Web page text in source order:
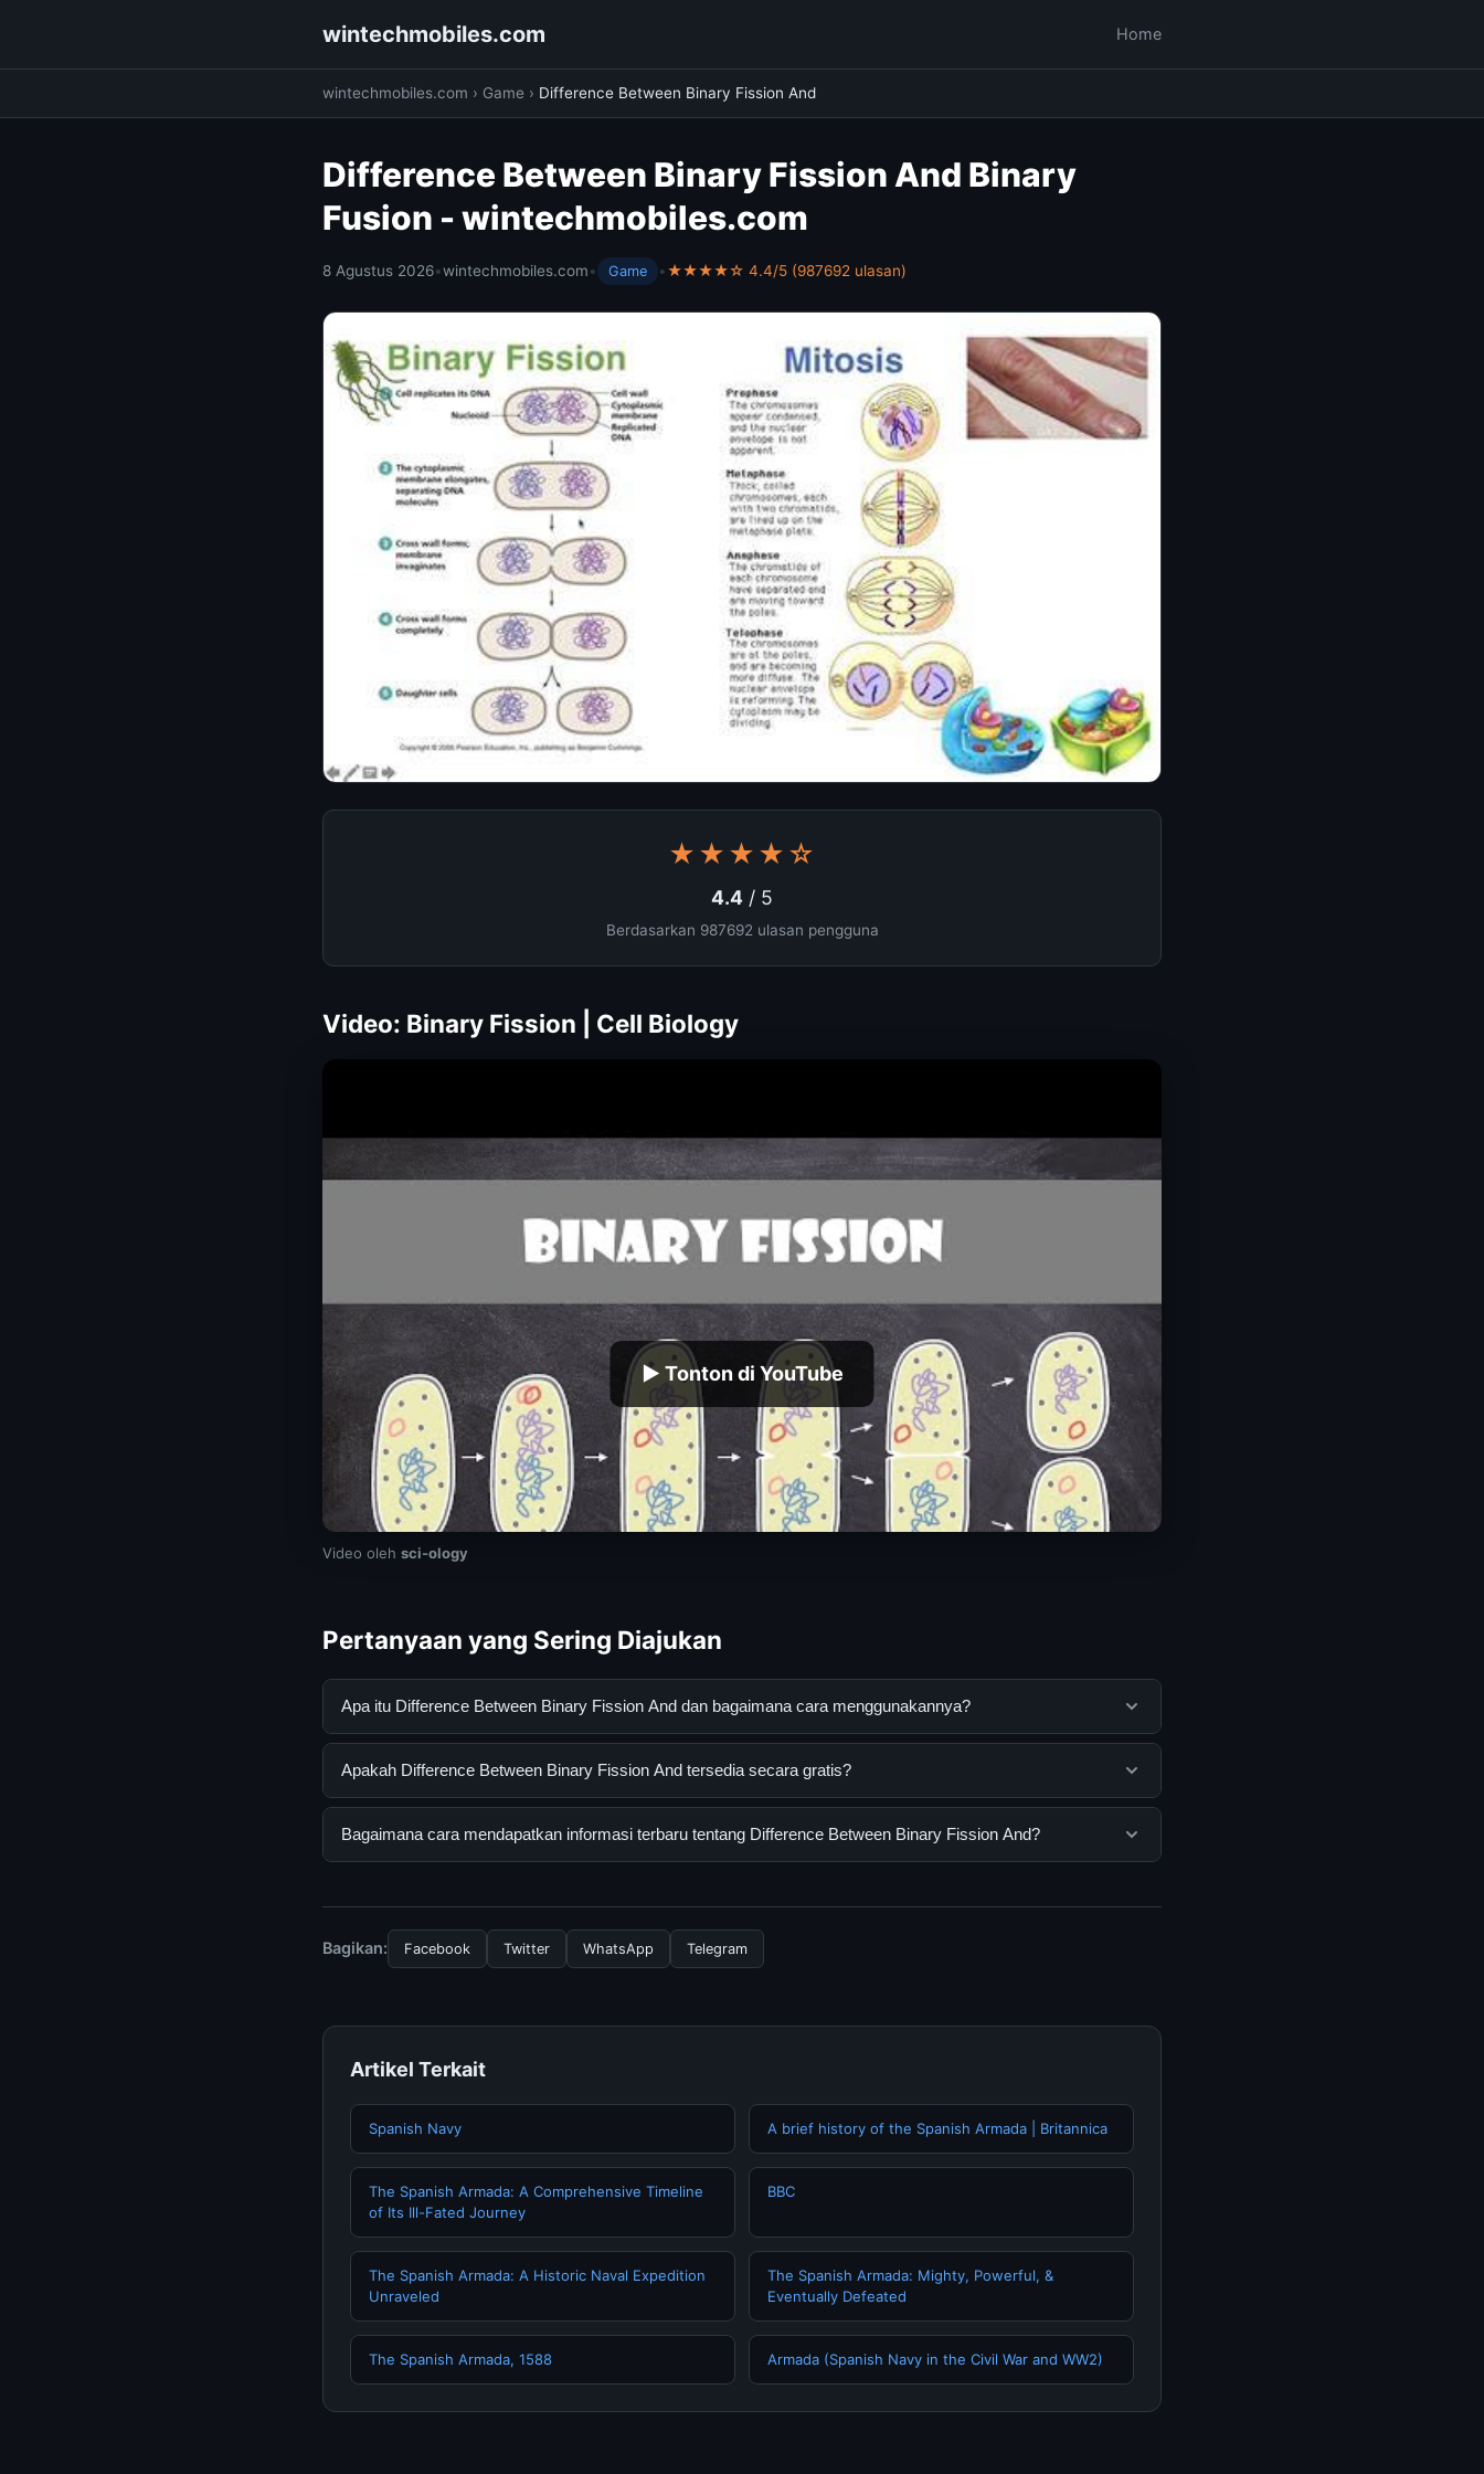
wintechmobiles.com Home
wintechmobiles.com › Game › Difference Between Binary Fission And
Difference Between Binary Fission And Binary
Fusion - wintechmobiles.com
8 Agustus 2026•wintechmobiles.com• Game •★★★★☆ 4.4/5 (987692 ulasan)
★★★★☆
4.4 / 5
Berdasarkan 987692 ulasan pengguna
Video: Binary Fission | Cell Biology
▶ Tonton di YouTube
Video oleh sci-ology
Pertanyaan yang Sering Diajukan
Apa itu Difference Between Binary Fission And dan bagaimana cara menggunakannya?
Difference Between Binary Fission And adalah layanan digital yang dirancang untuk membantu pengguna
resmi dan mengikuti panduan yang tersedia.
Apakah Difference Between Binary Fission And tersedia secara gratis?
Ya, Difference Between Binary Fission And dapat diakses secara gratis oleh semua pengguna. Tidak ada
Bagaimana cara mendapatkan informasi terbaru tentang Difference Between Binary Fission And?
dan terpercaya.
Bagikan: Facebook Twitter WhatsApp Telegram
Artikel Terkait
Spanish Navy A brief history of the Spanish Armada | Britannica
The Spanish Armada: A Comprehensive Timeline
of Its Ill-Fated Journey
BBC
The Spanish Armada: A Historic Naval Expedition
Unraveled
The Spanish Armada: Mighty, Powerful, &
Eventually Defeated
The Spanish Armada, 1588 Armada (Spanish Navy in the Civil War and WW2)